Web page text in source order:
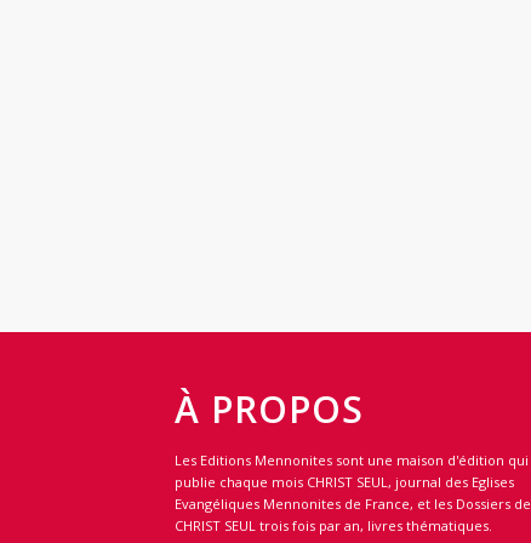
À PROPOS
Les Editions Mennonites sont une maison d'édition qui
publie chaque mois CHRIST SEUL, journal des Eglises
Evangéliques Mennonites de France, et les Dossiers de
CHRIST SEUL trois fois par an, livres thématiques.